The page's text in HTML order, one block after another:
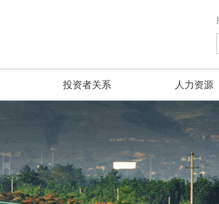
投资者关系 人力资源